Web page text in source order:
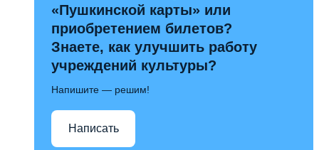
«Пушкинской карты» или
приобретением билетов?
Знаете, как улучшить работу
учреждений культуры?
Напишите — решим!
Написать